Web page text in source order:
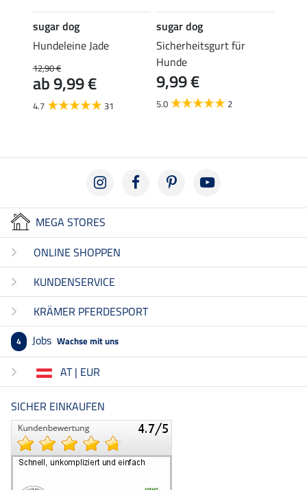
sugar dog
Hundeleine Jade
12,90 €
ab 9,99 €
4.7 31
sugar dog
Sicherheitsgurt für
Hunde
9,99 €
5.0 2
MEGA STORES
ONLINE SHOPPEN
KUNDENSERVICE
KRÄMER PFERDESPORT
4 Jobs Wachse mit uns
AT | EUR
SICHER EINKAUFEN